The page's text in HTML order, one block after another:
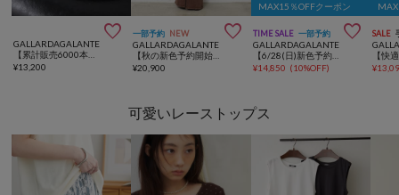

GALLARDAGALANTE
¥13,200
一部予約 NEW 
GALLARDAGALANTE
¥20,900
MAX15％OFFクーポン
TIME SALE 一部予約 
GALLARDAGALANTE
【6/28(日)新色予約開始】【セットアップ対応】夏に最適！ドルマンジャージープルオーバー
¥14,850 (10%OFF)
SALE
¥
可愛いレーストップス